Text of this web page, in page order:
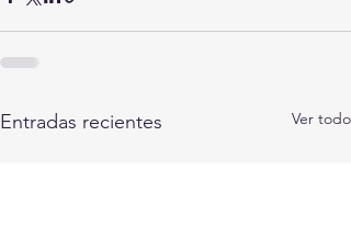
Entradas recientes Ver todo